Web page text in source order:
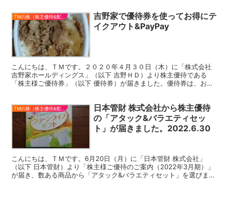
TMの株（株主優待&配当）
吉野家で優待券を使ってお得にテ
イクアウト&PayPay
こんにちは、ＴＭです。２０２０年４月３０日（木）に「株式会社
吉野家ホールディングス」（以下 吉野ＨＤ）より株主優待である
「株主様ご優待券」（以下 優待券）が届きました。優待券は、お店
日本管財 株式会社から株主優待
の「アタック&バラエティセッ
ト」が届きました。2022.6.30
こんにちは、ＴＭです。6月20日（月）に「日本管財 株式会社」
（以下 日本管財）より「株主様ご優待のご案内（2022年3月期）」
が届き、数ある商品から「アタック&バラエティセット」を選びまし